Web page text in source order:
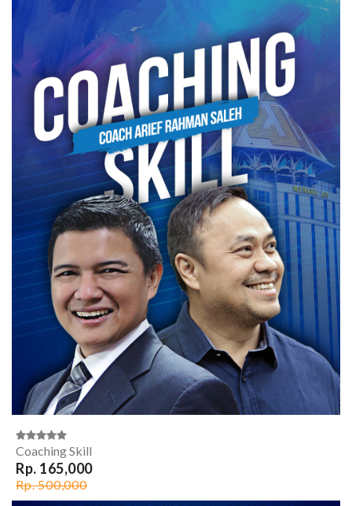
Coaching Skill
Rp. 165,000
Rp. 500,000